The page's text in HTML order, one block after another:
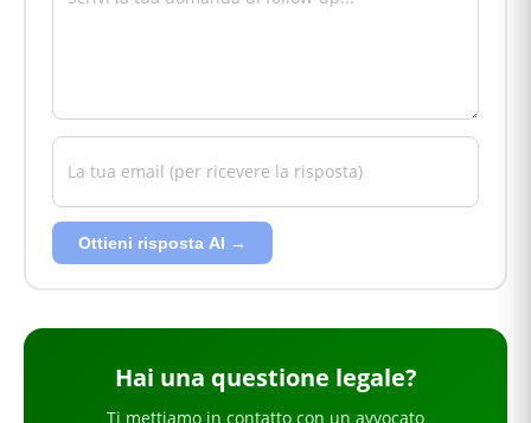
Ottieni risposta AI →
Hai una questione legale?
Ti mettiamo in contatto con un avvocato